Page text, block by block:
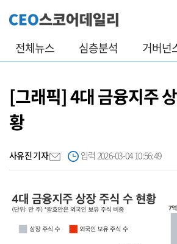
전체뉴스 심층분석 거버넌
[그래픽] 4대 금융지주
황
사유진 기자 입력 2026-03-04 10:56:49